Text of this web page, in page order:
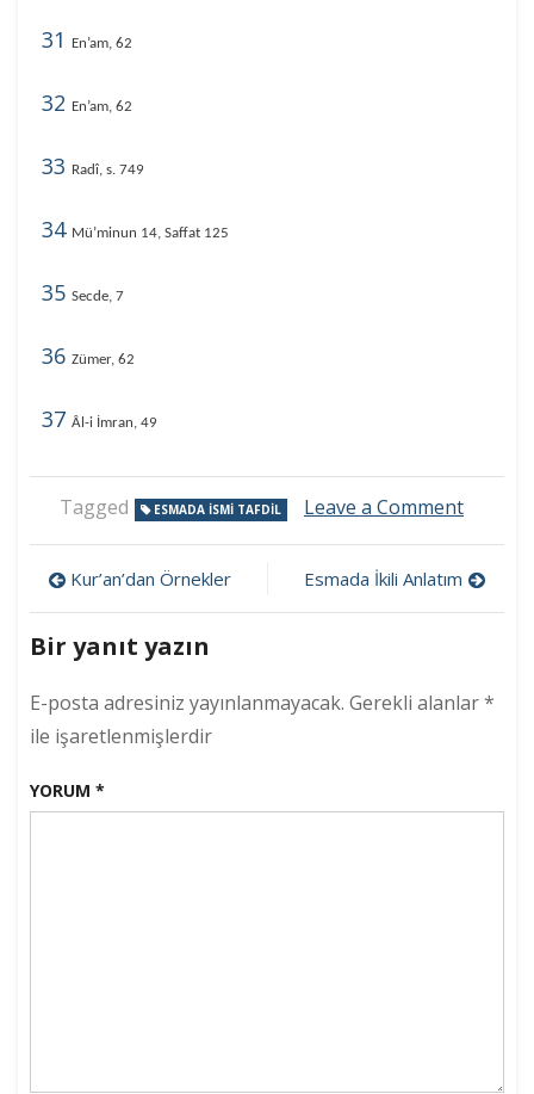
31 En’am, 62
32 En’am, 62
33 Radî, s. 749
34 Mü’minun 14, Saffat 125
35 Secde, 7
36 Zümer, 62
37 Âl-i İmran, 49
Tagged ESMADA ISMI TAFDIL Leave a Commenton
İsm-
Yazı
gezinmesi
Kur’an’dan Örnekler Esmada İkili Anlatım
Bir yanıt yazın
E-posta adresiniz yayınlanmayacak. Gerekli alanlar*
ile işaretlenmişlerdir
YORUM *